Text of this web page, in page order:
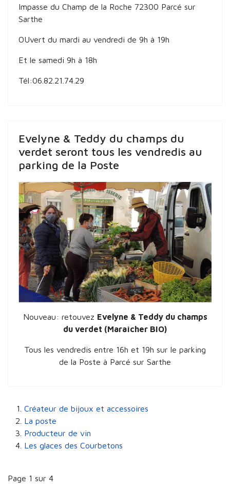
Impasse du Champ de la Roche 72300 Parcé sur
Sarthe
OUvert du mardi au vendredi de 9h à 19h
Et le samedi 9h à 18h
Tél:06.82.21.74.29
Evelyne & Teddy du champs du
verdet seront tous les vendredis au
parking de la Poste
Nouveau: retouvez Evelyne & Teddy du champs
du verdet (Maraîcher BIO)
Tous les vendredis entre 16h et 19h sur le parking
de la Poste à Parcé sur Sarthe
Créateur de bijoux et accessoires
La poste
Producteur de vin
Les glaces des Courbetons
Page 1 sur 4